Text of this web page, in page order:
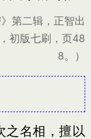
第二辑，正智出
初版七刷，页48
8。）
之名相，擅以